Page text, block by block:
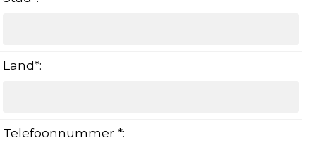
Land*:
Telefoonnummer *: